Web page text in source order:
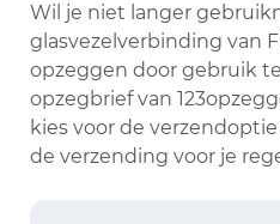
Wil je niet langer
glasvezelverbinding van
opzeggen door gebruik
opzegbrief van
kies voor de
de verzending voor je